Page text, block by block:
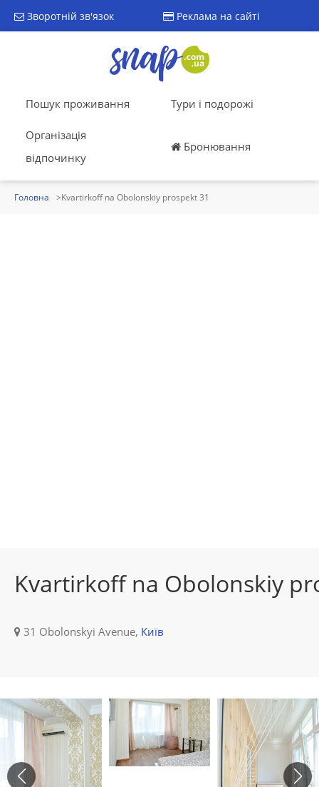
Зворотній зв'язок Реклама на сайті
Пошук проживання Тури і подорожі
Організація
відпочинку
Бронювання
Головна Kvartirkoff na Obolonskiy prospekt 31
Kvartirkoff na Obolonskiy
31 Obolonskyi Avenue, Київ